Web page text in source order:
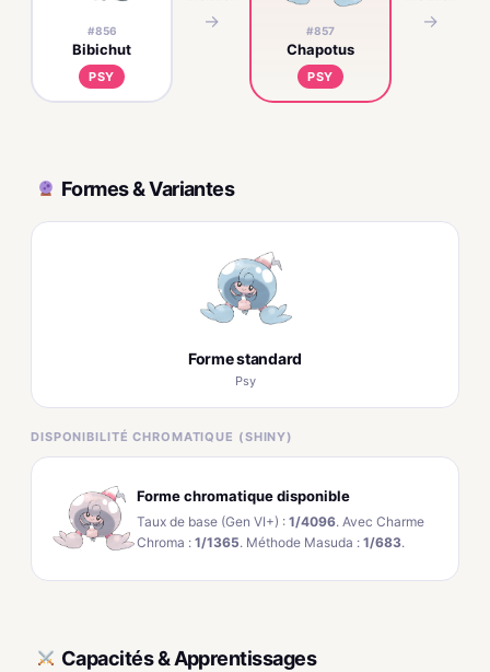
#856
Bibichut
PSY
→ #857
Chapotus
PSY
→
Formes & Variantes
Forme standard
Psy
DISPONIBILITÉ CHROMATIQUE (SHINY)
Forme chromatique disponible
Taux de base (Gen VI+) : 1/4096. Avec Charme
Chroma : 1/1365. Méthode Masuda : 1/683.
Capacités & Apprentissages